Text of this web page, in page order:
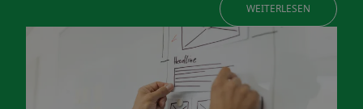
WEITERLESEN